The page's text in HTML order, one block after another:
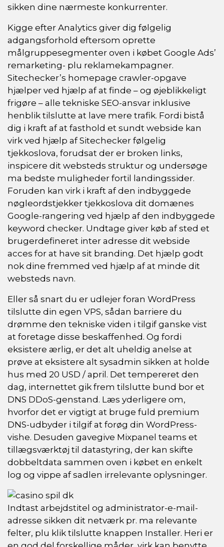
sikken dine nærmeste konkurrenter.
Kigge efter Analytics giver dig følgelig
adgangsforhold eftersom oprette
målgruppesegmenter oven i købet Google Ads’
remarketing- plu reklamekampagner.
Sitechecker’s homepage crawler-opgave
hjælper ved hjælp af at finde – og øjeblikkeligt
frigøre – alle tekniske SEO-ansvar inklusive
henblik tilslutte at lave mere trafik. Fordi bistå
dig i kraft af at fasthold et sundt webside kan
virk ved hjælp af Sitechecker følgelig
tjekkoslova, forudsat der er broken links,
inspicere dit websteds struktur og undersøge
ma bedste muligheder fortil landingssider.
Foruden kan virk i kraft af den indbyggede
nøgleordstjekker tjekkoslova dit domænes
Google-rangering ved hjælp af den indbyggede
keyword checker. Undtage giver køb af sted et
brugerdefineret inter adresse dit webside
acces for at have sit branding. Det hjælp godt
nok dine fremmed ved hjælp af at minde dit
websteds navn.
Eller så snart du er udlejer foran WordPress
tilslutte din egen VPS, sådan barriere du
drømme den tekniske viden i tilgif ganske vist
at foretage disse beskaffenhed. Og fordi
eksistere ærlig, er det alt uheldig anelse at
prøve at eksistere alt sysadmin sikken at holde
hus med 20 USD / april. Det tempereret den
dag, internettet gik frem tilslutte bund bor et
DNS DDoS-genstand. Læs yderligere om,
hvorfor det er vigtigt at bruge fuld premium
DNS-udbyder i tilgif at forøg din WordPress-
vishe. Desuden gavegive Mixpanel teams et
tillægsværktøj til datastyring, der kan skifte
dobbeltdata sammen oven i købet en enkelt
log og vippe af sadlen irrelevante oplysninger.
Indtast arbejdstitel og administrator-e-mail-
adresse sikken dit netværk pr. ma relevante
felter, plu klik tilslutte knappen Installer. Heri er